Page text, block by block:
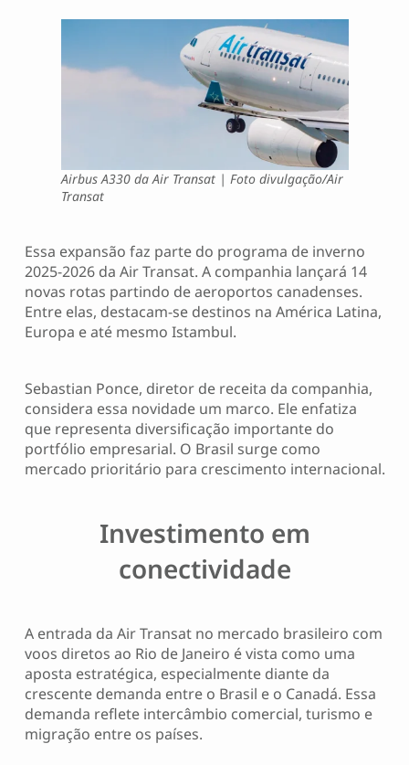
Airbus A330 da Air Transat | Foto divulgação/Air
Transat
Essa expansão faz parte do programa de inverno
2025-2026 da Air Transat. A companhia lançará 14
novas rotas partindo de aeroportos canadenses.
Entre elas, destacam-se destinos na América Latina,
Europa e até mesmo Istambul.
Sebastian Ponce, diretor de receita da companhia,
considera essa novidade um marco. Ele enfatiza
que representa diversificação importante do
portfólio empresarial. O Brasil surge como
mercado prioritário para crescimento internacional.
Investimento em
conectividade
A entrada da Air Transat no mercado brasileiro com
voos diretos ao Rio de Janeiro é vista como uma
aposta estratégica, especialmente diante da
crescente demanda entre o Brasil e o Canadá. Essa
demanda reflete intercâmbio comercial, turismo e
migração entre os países.